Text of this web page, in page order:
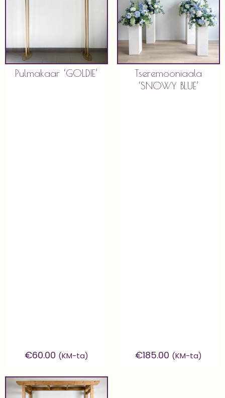
Pulmakaar ‘GOLDIE’
€60.00 (KM-ta)
Tseremooniaala
‘SNOWY BLUE’
€185.00 (KM-ta)